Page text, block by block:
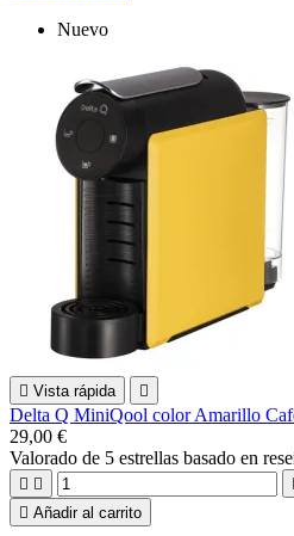
Nuevo
 Vista rápida 
Delta Q MiniQool color Amarillo
29,00 €
Valorado de 5 estrellas basado en
 
 Añadir al carrito